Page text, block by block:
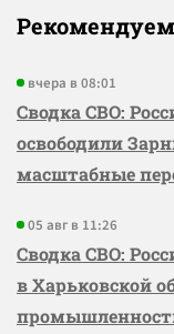
Рекомендуем
вчера в 08:01
Сводка СВО:
освободили
масштабные
05 авг в 11:26
Сводка СВО:
в Харьковской